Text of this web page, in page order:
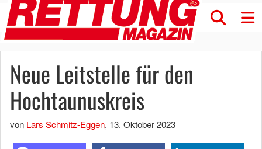
Neue Leitstelle für den
Hochtaunuskreis
von Lars Schmitz-Eggen, 13. Oktober 2023